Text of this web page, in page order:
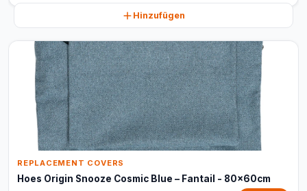
Hinzufügen
REPLACEMENT COVERS
Hoes Origin Snooze Cosmic Blue – Fantail - 80x60cm